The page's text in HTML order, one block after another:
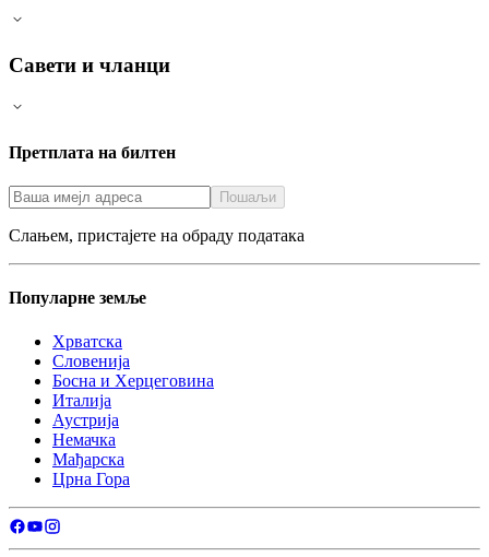
Савети и чланци
Претплата на билтен
Пошаљи
Слањем, пристајете на обраду података
Популарне земље
Хрватска
Словенија
Босна и Херцеговина
Италија
Аустрија
Немачка
Мађарска
Црна Гора